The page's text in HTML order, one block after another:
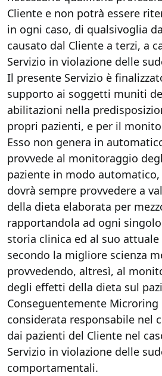
Cliente e non potrà essere
in ogni caso, di qualsivoglia
causato dal Cliente a terzi, a
Servizio in violazione delle
Il presente Servizio è
supporto ai soggetti muniti
abilitazioni nella
propri pazienti, e per il
Esso non genera in
provvede al monitoraggio
paziente in modo
dovrà sempre provvedere a
della dieta elaborata per
rapportandola ad ogni
storia clinica ed al suo
secondo la migliore scienza
provvedendo, altresì, al
degli effetti della dieta sul
Conseguentemente
considerata responsabile nel
dai pazienti del Cliente nel
Servizio in violazione delle
comportamentali.